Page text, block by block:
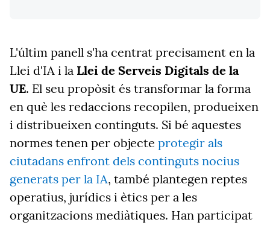
L'últim panell s'ha centrat precisament en la
Llei d'IA i la Llei de Serveis Digitals de la
UE. El seu propòsit és transformar la forma
en què les redaccions recopilen, produeixen
i distribueixen continguts. Si bé aquestes
normes tenen per objecte protegir als
ciutadans enfront dels continguts nocius
generats per la IA, també plantegen reptes
operatius, jurídics i ètics per a les
organitzacions mediàtiques. Han participat